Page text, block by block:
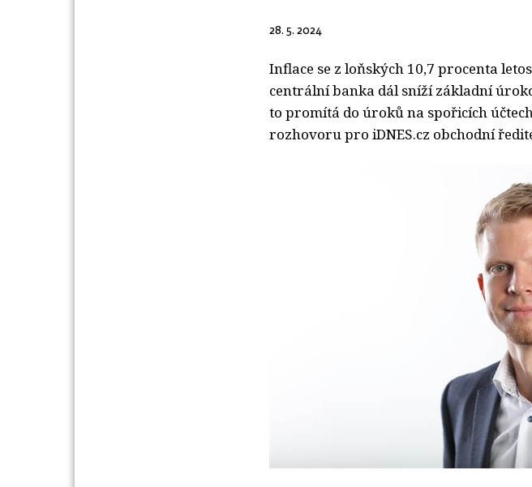
28. 5. 2024
Inflace se z loňských 10,7 procenta
centrální banka dál sníží základní
to promítá do úroků na spořicích
rozhovoru pro iDNES.cz obchodní